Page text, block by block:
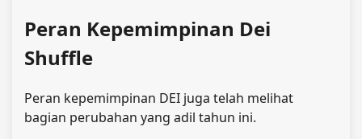
Peran Kepemimpinan Dei
Shuffle
Peran kepemimpinan DEI juga telah melihat
bagian perubahan yang adil tahun ini.